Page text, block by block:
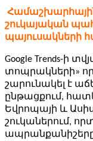
շուկայական
պայուսակների
Google Trends-ի
տոպրակների»
շարունակել է
ընթացքում,
Եվրոպայի և
շուկաներում,
ապրանքանիշերը